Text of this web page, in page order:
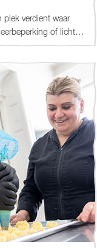
plek verdient waar
of licht…